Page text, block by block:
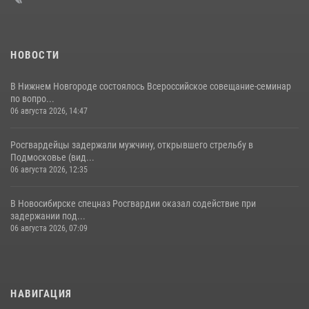
НОВОСТИ
В Нижнем Новгороде состоялось Всероссийское совещание-семинар
по вопро...
06 августа 2026, 14:47
Росгвардейцы задержали мужчину, открывшего стрельбу в
Подмосковье (вид...
06 августа 2026, 12:35
В Новосибирске спецназ Росгвардии оказал содействие при
задержании под...
06 августа 2026, 07:09
НАВИГАЦИЯ